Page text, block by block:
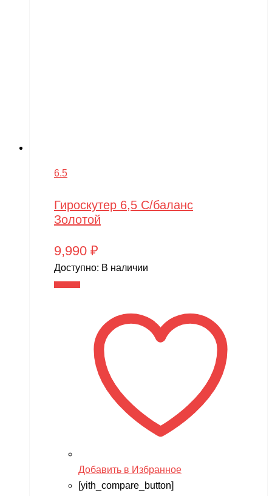
6.5
Гироскутер 6,5 С/баланс
Золотой
9,990 ₽
Доступно: В наличии
Добавить в Избранное
[yith_compare_button]